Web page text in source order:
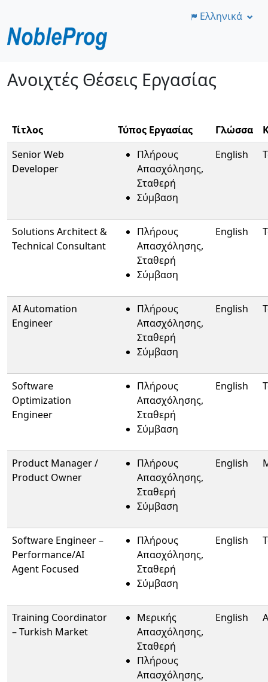
Ελληνικά
στο
Ανοιχτές Θέσεις Εργασίας
Τίτλος Τύπος Εργασίας Γλώσσα
Senior Web
Developer
Πλήρους
Απασχόλησης,
Σταθερή
Σύμβαση
English
Solutions Architect &
Technical Consultant
Πλήρους
Απασχόλησης,
Σταθερή
Σύμβαση
English
AI Automation
Engineer
Πλήρους
Απασχόλησης,
Σταθερή
Σύμβαση
English
Software
Optimization
Engineer
Πλήρους
Απασχόλησης,
Σταθερή
Σύμβαση
English
Product Manager /
Product Owner
Πλήρους
Απασχόλησης,
Σταθερή
Σύμβαση
English
Software Engineer –
Performance/AI
Agent Focused
Πλήρους
Απασχόλησης,
Σταθερή
Σύμβαση
English
Training Coordinator
– Turkish Market
Μερικής
Απασχόλησης,
Σταθερή
Πλήρους
Απασχόλησης,
English